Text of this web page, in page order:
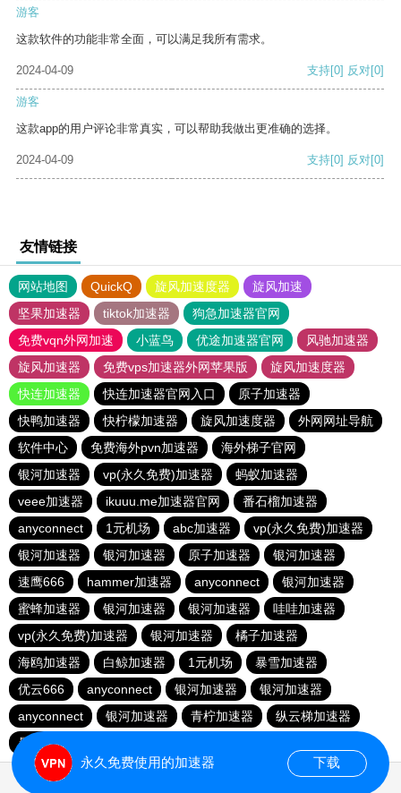
游客
这款软件的功能非常全面，可以满足我所有需求。
2024-04-09 支持[0] 反对[0]
游客
这款app的用户评论非常真实，可以帮助我做出更准确的选择。
2024-04-09 支持[0] 反对[0]
友情链接
网站地图 QuickQ 旋风加速度器
旋风加速
坚果加速器
tiktok加速器
狗急加速器官网
免费vqn外网加速
小蓝鸟 优途加速器官网
风驰加速器
旋风加速器
免费vps加速器外网苹果版
旋风加速度器
快连加速器
快连加速器官网入口
原子加速器
快鸭加速器
快柠檬加速器 旋风加速度器
外网网址导航
软件中心
免费海外pvn加速器
海外梯子官网
银河加速器
vp(永久免费)加速器
蚂蚁加速器
veee加速器
ikuuu.me加速器官网
番石榴加速器
anyconnect
1元机场 abc加速器
vp(永久免费)加速器
银河加速器
银河加速器 原子加速器
银河加速器
速鹰666
hammer加速器 anyconnect
银河加速器
蜜蜂加速器
银河加速器 银河加速器
哇哇加速器
vp(永久免费)加速器
银河加速器
橘子加速器
海鸥加速器
白鲸加速器 1元机场
暴雪加速器
优云666
anyconnect 银河加速器
银河加速器
anyconnect
银河加速器 青柠加速器
纵云梯加速器
暴雪加速器
永久免费使用的加速器 下载